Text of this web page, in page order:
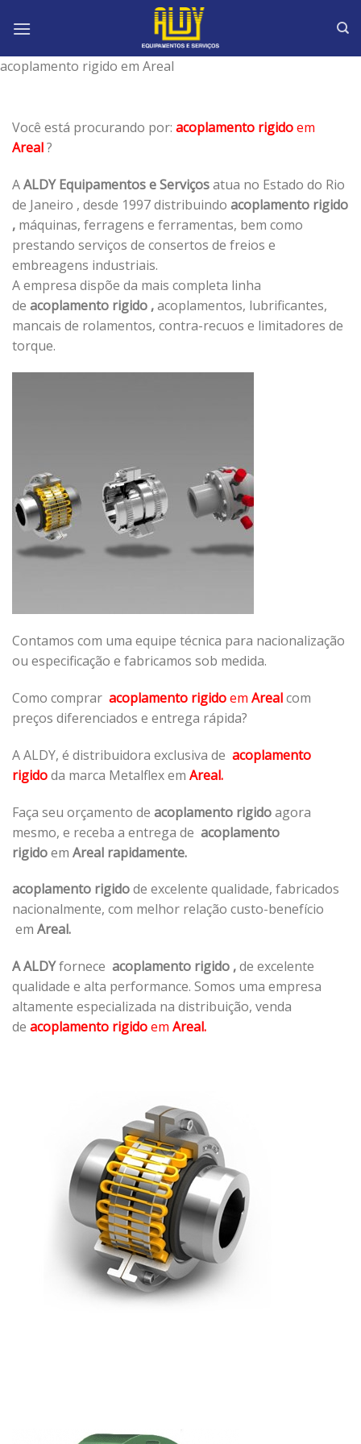
acoplamento rigido em Areal
Você está procurando por: acoplamento rigidoem
Areal?
AALDY Equipamentos e Serviçosatua no Estado do Rio
de Janeiro , desde 1997 distribuindo acoplamento rigido
, máquinas, ferragens e ferramentas, bem como
prestando serviços de consertos de freios e
embreagens industriais.
A empresa dispõe da mais completa linha
de acoplamento rigido ,acoplamentos, lubrificantes,
mancais de rolamentos, contra-recuos e limitadores de
torque.
Contamos com uma equipe técnica para nacionalização
ou especificação e fabricamos sob medida.
Como comprar acoplamento rigidoem Arealcom
preços diferenciados e entrega rápida?
A ALDY, é distribuidora exclusiva de acoplamento
rigidoda marca Metalflex em Areal.
Faça seu orçamento de acoplamento rigidoagora
mesmo, e receba a entrega de acoplamento
rigidoem Areal rapidamente.
acoplamento rigidode excelente qualidade, fabricados
nacionalmente, com melhor relação custo-benefício
em Areal.
A ALDYfornece acoplamento rigido ,de excelente
qualidade e alta performance. Somos uma empresa
altamente especializada na distribuição, venda
de acoplamento rigidoem Areal.